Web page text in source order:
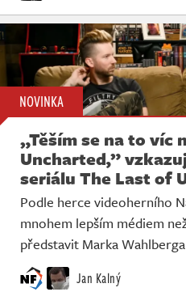
NOVINKA
„Těším se na to víc
Uncharted,”
seriálu The Last of
Podle herce videoherního
mnohem lepším médiem
představit Marka
Jan Kalný